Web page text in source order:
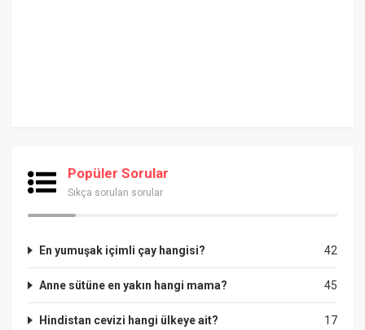
Popüler Sorular
Sıkça sorulan sorular
42
En yumuşak içimli çay hangisi?
45
Anne sütüne en yakın hangi mama?
17
Hindistan cevizi hangi ülkeye ait?